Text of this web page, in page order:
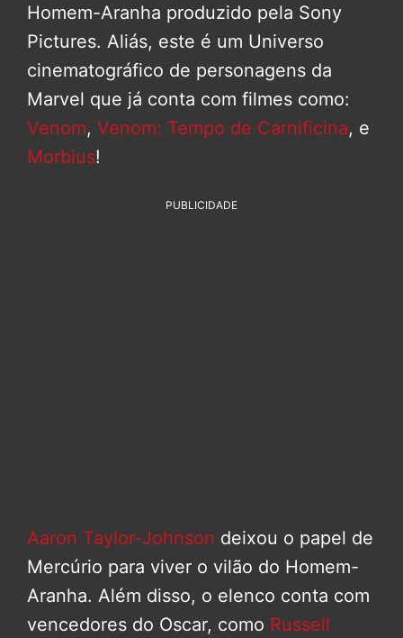
Homem-Aranha produzido pela Sony
Pictures. Aliás, este é um Universo
cinematográfico de personagens da
Marvel que já conta com filmes como:
Venom, Venom: Tempo de Carnificina, e
Morbius!
PUBLICIDADE
Aaron Taylor-Johnson deixou o papel de
Mercúrio para viver o vilão do Homem-
Aranha. Além disso, o elenco conta com
vencedores do Oscar, como Russell